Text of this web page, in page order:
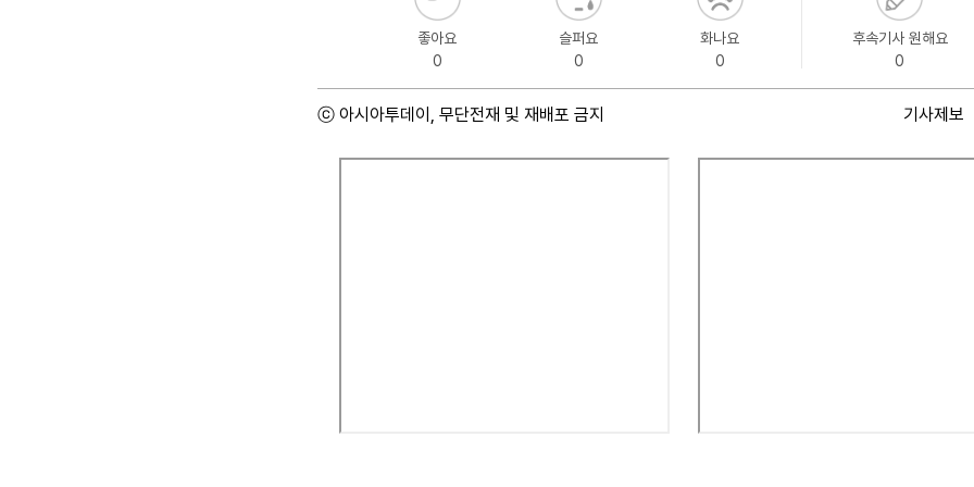
좋아요
0
슬퍼요
0
화나요
0
후속기사 원해요
0
ⓒ 아시아투데이, 무단전재 및 재배포 금지 기사제보